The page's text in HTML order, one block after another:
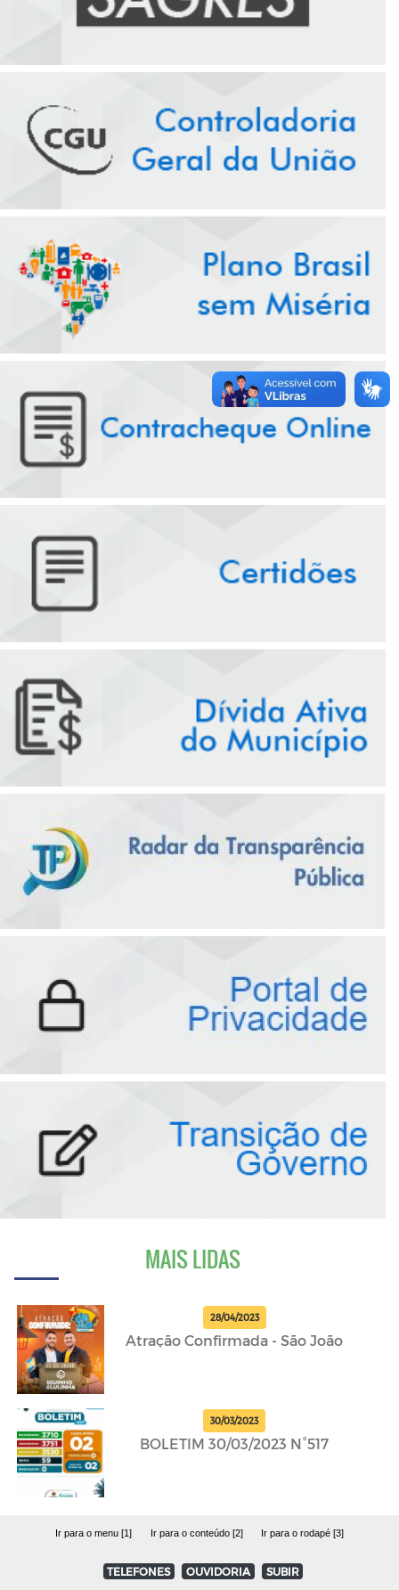
MAIS LIDAS
28/04/2023
Atração Confirmada - São João
30/03/2023
BOLETIM 30/03/2023 N°517
Ir para o menu [1] Ir para o conteúdo [2] Ir para o rodapé [3]
TELEFONES OUVIDORIA SUBIR